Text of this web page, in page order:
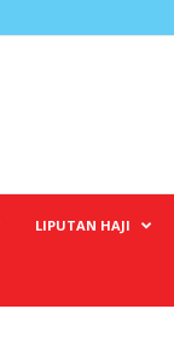
LIPUTAN HAJI